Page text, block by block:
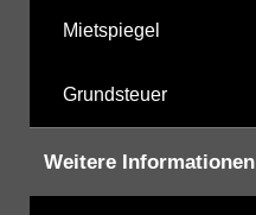
Mietspiegel
Grundsteuer
Weitere Informationen